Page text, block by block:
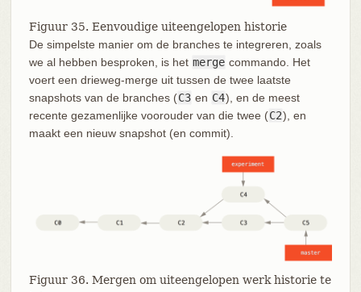
Figuur 35. Eenvoudige uiteengelopen historie
De simpelste manier om de branches te integreren, zoals
we al hebben besproken, is het merge commando. Het
voert een drieweg-merge uit tussen de twee laatste
snapshots van de branches (C3 en C4), en de meest
recente gezamenlijke voorouder van die twee (C2), en
maakt een nieuw snapshot (en commit).
Figuur 36. Mergen om uiteengelopen werk historie te